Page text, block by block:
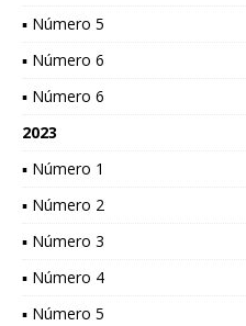
▪ Número 5
▪ Número 6
▪ Número 6
2023
▪ Número 1
▪ Número 2
▪ Número 3
▪ Número 4
▪ Número 5